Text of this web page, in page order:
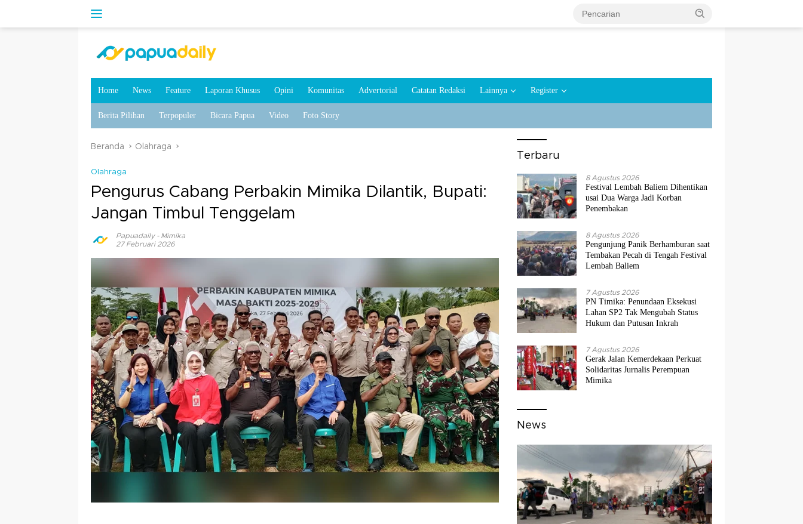
Home News Feature Laporan Khusus Opini Komunitas Advertorial Catatan Redaksi Lainnya Register
Berita Pilihan Terpopuler Bicara Papua Video Foto Story
Beranda Olahraga
Olahraga
Pengurus Cabang Perbakin Mimika Dilantik, Bupati:
Jangan Timbul Tenggelam
Papuadaily- Mimika
27 Februari 2026
Terbaru
8 Agustus 2026
Festival Lembah Baliem Dihentikan
usai Dua Warga Jadi Korban
Penembakan
8 Agustus 2026
Pengunjung Panik Berhamburan saat
Tembakan Pecah di Tengah Festival
Lembah Baliem
7 Agustus 2026
PN Timika: Penundaan Eksekusi
Lahan SP2 Tak Mengubah Status
Hukum dan Putusan Inkrah
7 Agustus 2026
Gerak Jalan Kemerdekaan Perkuat
Solidaritas Jurnalis Perempuan
Mimika
News